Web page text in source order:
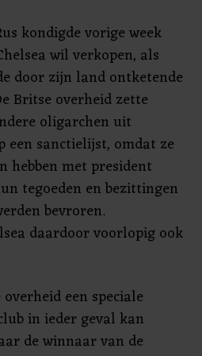
kondigde vorige week
wil verkopen, als
door zijn land ontketende
Britse overheid zette
oligarchen uit
een sanctielijst, omdat ze
hebben met president
tegoeden en bezittingen
bevroren.
daardoor voorlopig ook
een speciale
in ieder geval kan
de winnaar van de